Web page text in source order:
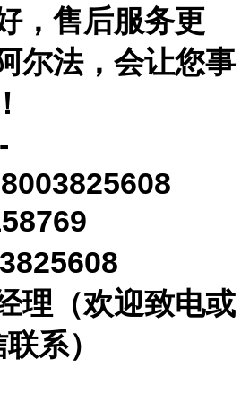
，售后服务更
尔法，会让您事
理（欢迎致电或
系）